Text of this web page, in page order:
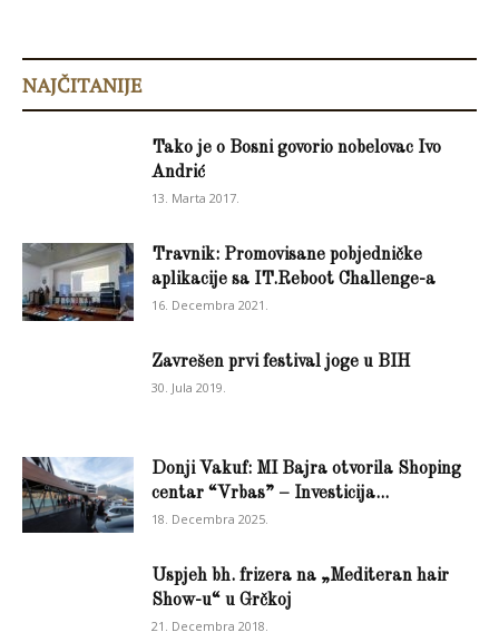
NAJČITANIJE
Tako je o Bosni govorio nobelovac Ivo
Andrić
13. Marta 2017.
Travnik: Promovisane pobjedničke
aplikacije sa IT.Reboot Challenge-a
16. Decembra 2021.
Zavrešen prvi festival joge u BIH
30. Jula 2019.
Donji Vakuf: MI Bajra otvorila Shoping
centar “Vrbas” – Investicija...
18. Decembra 2025.
Uspjeh bh. frizera na „Mediteran hair
Show-u“ u Grčkoj
21. Decembra 2018.